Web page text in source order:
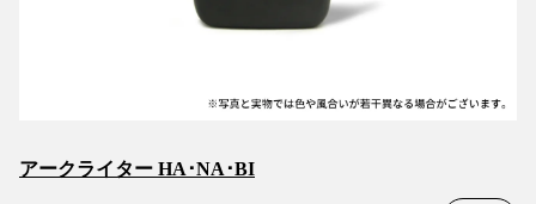
アークライター HA･NA･BI